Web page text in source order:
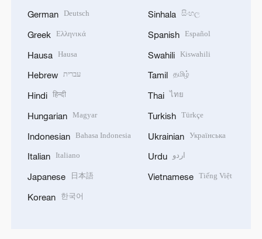
German Deutsch
Greek Ελληνικά
Hausa Hausa
Hebrew עברית
Hindi हिन्दी
Hungarian Magyar
Indonesian Bahasa Indonesia
Italian Italiano
Japanese 日本語
Korean 한국어
Sinhala සිංහල
Spanish Español
Swahili Kiswahili
Tamil தமிழ்
Thai ไทย
Turkish Türkçe
Ukrainian Українська
Urdu اردو
Vietnamese Tiếng Việt